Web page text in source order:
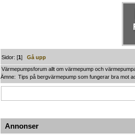
Sidor: [1]Gå upp
Värmepumpsforum allt om värmepump och
Ämne: Tips på bergvärmepump som fungerar bra mot
Annonser